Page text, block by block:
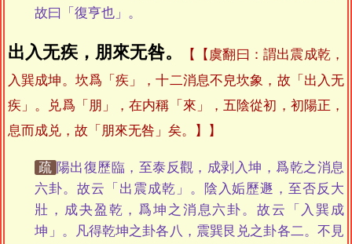
故曰「復亨也」。
出入无疾，朋來无咎。
【虞翻曰：謂出震成乾，
入巽成坤。坎爲「疾」，十二消息不皃坎象，故「出入无
疾」。兑爲「朋」，在内稱「來」，五陰從初，初陽正，
息而成兑，故「朋來无咎」矣。】
疏 陽出復歷臨，至泰反觀，成剥入坤，爲乾之消息
六卦。故云「出震成乾」。陰入姤歷遯，至否反大
壯，成夬盈乾，爲坤之消息六卦。故云「入巽成
坤」。凡得乾坤之卦各八，震巽艮兑之卦各二。不見